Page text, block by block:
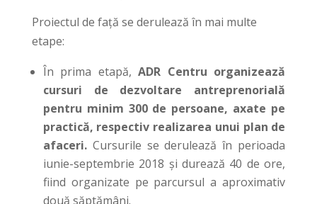
Proiectul de față se derulează în mai multe
etape:
În prima etapă,ADR Centru organizează
cursuri de dezvoltare antreprenorială
pentru minim 300 de persoane, axate pe
practică, respectiv realizarea unui plan de
afaceri. Cursurile se derulează în perioada
iunie-septembrie 2018 și durează 40 de ore,
fiind organizate pe parcursul a aproximativ
două săptămâni.